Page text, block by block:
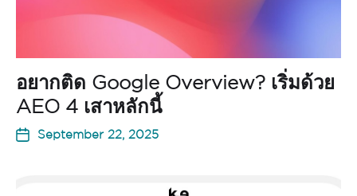
อยากติด Google Overview? เริ่มด้วย
AEO 4 เสาหลักนี้
September 22, 2025